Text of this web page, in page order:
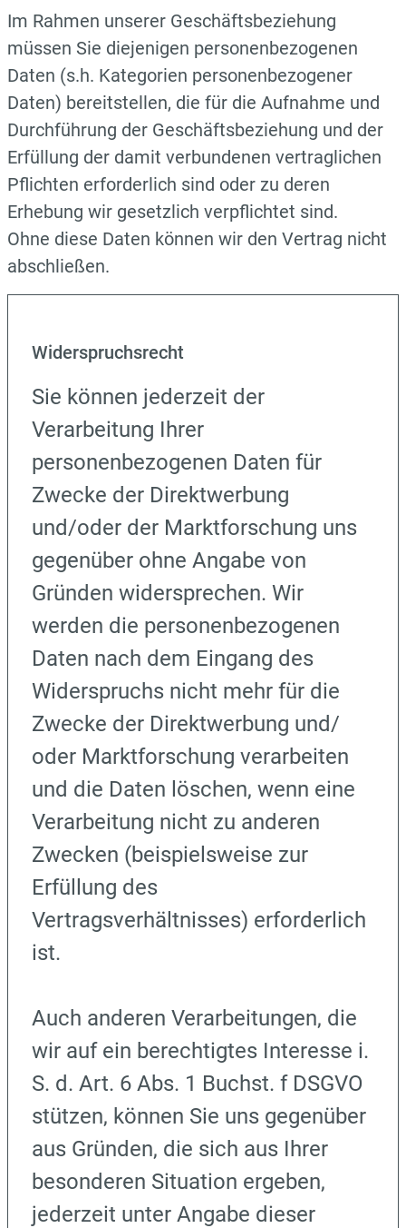
Im Rahmen unserer Geschäftsbeziehung
müssen Sie diejenigen personenbezogenen
Daten (s.h. Kategorien personenbezogener
Daten) bereitstellen, die für die Aufnahme und
Durchführung der Geschäftsbeziehung und der
Erfüllung der damit verbundenen vertraglichen
Pflichten erforderlich sind oder zu deren
Erhebung wir gesetzlich verpflichtet sind.
Ohne diese Daten können wir den Vertrag nicht
abschließen.
Widerspruchsrecht
Sie können jederzeit der
Verarbeitung Ihrer
personenbezogenen Daten für
Zwecke der Direktwerbung
und/oder der Marktforschung uns
gegenüber ohne Angabe von
Gründen widersprechen. Wir
werden die personenbezogenen
Daten nach dem Eingang des
Widerspruchs nicht mehr für die
Zwecke der Direktwerbung und/
oder Marktforschung verarbeiten
und die Daten löschen, wenn eine
Verarbeitung nicht zu anderen
Zwecken (beispielsweise zur
Erfüllung des
Vertragsverhältnisses) erforderlich
ist.
Auch anderen Verarbeitungen, die
wir auf ein berechtigtes Interesse i.
S. d. Art. 6 Abs. 1 Buchst. f DSGVO
stützen, können Sie uns gegenüber
aus Gründen, die sich aus Ihrer
besonderen Situation ergeben,
jederzeit unter Angabe dieser